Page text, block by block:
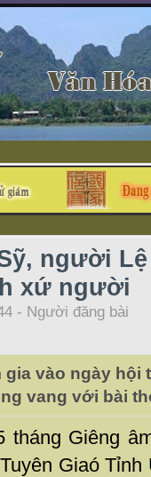
người Lệ
xứ người
- Người đăng bài
gia vào ngày
vang với bài
tháng Giêng
Giaó